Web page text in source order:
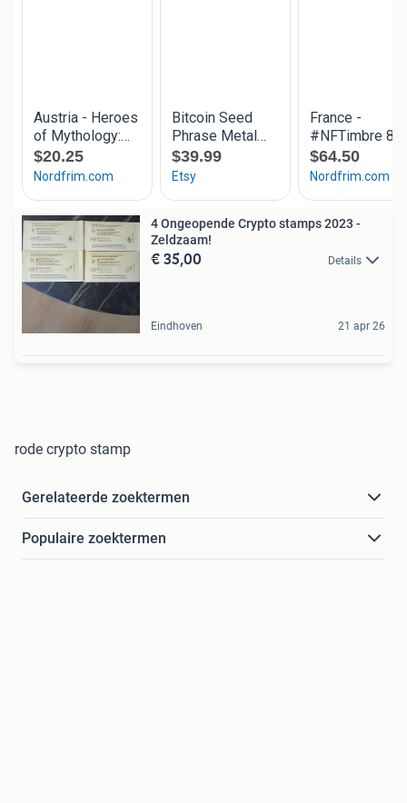
4 Ongeopende Crypto stamps 2023 -
Zeldzaam!
€ 35,00 Details
Eindhoven 21 apr 26
rode crypto stamp
Gerelateerde zoektermen
Populaire zoektermen